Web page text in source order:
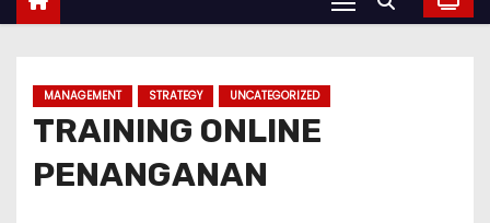
MANAGEMENT STRATEGY UNCATEGORIZED
TRAINING ONLINE
PENANGANAN